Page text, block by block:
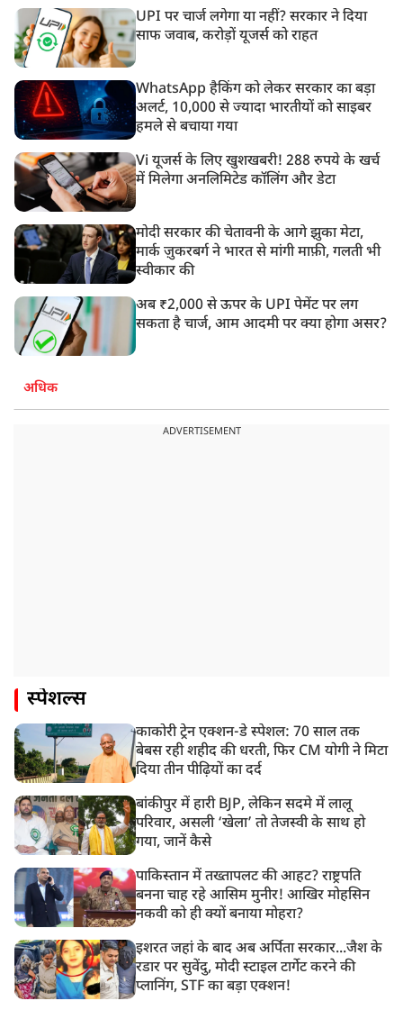
UPI पर चार्ज लगेगा या नहीं? सरकार ने दिया
साफ जवाब, करोड़ों यूजर्स को राहत
WhatsApp हैकिंग को लेकर सरकार का बड़ा
अलर्ट, 10,000 से ज्यादा भारतीयों को साइबर
हमले से बचाया गया
Vi यूजर्स के लिए खुशखबरी! 288 रुपये के खर्च
में मिलेगा अनलिमिटेड कॉलिंग और डेटा
मोदी सरकार की चेतावनी के आगे झुका मेटा,
मार्क ज़ुकरबर्ग ने भारत से मांगी माफ़ी, गलती भी
स्वीकार की
अब ₹2,000 से ऊपर के UPI पेमेंट पर लग
सकता है चार्ज, आम आदमी पर क्या होगा असर?
अधिक
ADVERTISEMENT
स्पेशल्स
काकोरी ट्रेन एक्शन-डे स्पेशल: 70 साल तक
बेबस रही शहीद की धरती, फिर CM योगी ने मिटा
दिया तीन पीढ़ियों का दर्द
बांकीपुर में हारी BJP, लेकिन सदमे में लालू
परिवार, असली ‘खेला’ तो तेजस्वी के साथ हो
गया, जानें कैसे
पाकिस्तान में तख्तापलट की आहट? राष्ट्रपति
बनना चाह रहे आसिम मुनीर! आखिर मोहसिन
नकवी को ही क्यों बनाया मोहरा?
इशरत जहां के बाद अब अर्पिता सरकार...जैश के
रडार पर सुवेंदु, मोदी स्टाइल टार्गेट करने की
प्लानिंग, STF का बड़ा एक्शन!